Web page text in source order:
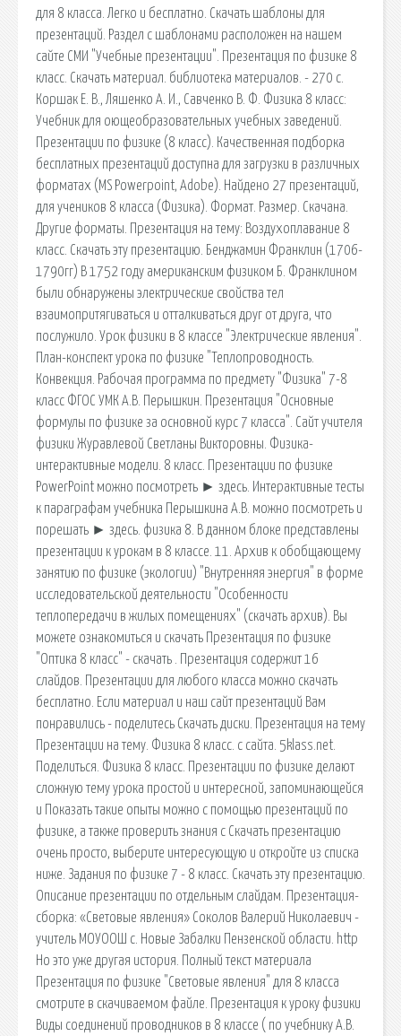
для 8 класса. Легко и бесплатно. Скачать шаблоны для
презентаций. Раздел с шаблонами расположен на нашем
сайте СМИ "Учебные презентации". Презентация по физике 8
класс. Скачать материал. библиотека материалов. - 270 с.
Коршак Е. В., Ляшенко А. И., Савченко В. Ф. Физика 8 класс:
Учебник для оющеобразовательных учебных заведений.
Презентации по физике (8 класс). Качественная подборка
бесплатных презентаций доступна для загрузки в различных
форматах (MS Powerpoint, Adobe). Найдено 27 презентаций,
для учеников 8 класса (Физика). Формат. Размер. Скачана.
Другие форматы. Презентация на тему: Воздухоплавание 8
класс. Скачать эту презентацию. Бенджамин Франклин (1706-
1790гг) В 1752 году американским физиком Б. Франклином
были обнаружены электрические свойства тел
взаимопритягиваться и отталкиваться друг от друга, что
послужило. Урок физики в 8 классе "Электрические явления".
План-конспект урока по физике "Теплопроводность.
Конвекция. Рабочая программа по предмету "Физика" 7-8
класс ФГОС УМК А.В. Перышкин. Презентация "Основные
формулы по физике за основной курс 7 класса". Сайт учителя
физики Журавлевой Светланы Викторовны. Физика-
интерактивные модели. 8 класс. Презентации по физике
PowerPoint можно посмотреть ► здесь. Интерактивные тесты
к параграфам учебника Перышкина А.В. можно посмотреть и
порешать ► здесь. физика 8. В данном блоке представлены
презентации к урокам в 8 классе. 11. Архив к обобщающему
занятию по физике (экологии) "Внутренняя энергия" в форме
исследовательской деятельности "Особенности
теплопередачи в жилых помещениях" (скачать архив). Вы
можете ознакомиться и скачать Презентация по физике
"Оптика 8 класс" - скачать . Презентация содержит 16
слайдов. Презентации для любого класса можно скачать
бесплатно. Если материал и наш сайт презентаций Вам
понравились - поделитесь Скачать диски. Презентация на тему
Презентации на тему. Физика 8 класс. с сайта. 5klass.net.
Поделиться. Физика 8 класс. Презентации по физике делают
сложную тему урока простой и интересной, запоминающейся
и Показать такие опыты можно с помощью презентаций по
физике, а также проверить знания с Скачать презентацию
очень просто, выберите интересующую и откройте из списка
ниже. Задания по физике 7 - 8 класс. Скачать эту презентацию.
Описание презентации по отдельным слайдам. Презентация-
сборка: «Световые явления» Соколов Валерий Николаевич -
учитель МОУООШ с. Новые Забалки Пензенской области. http
Но это уже другая история. Полный текст материала
Презентация по физике "Световые явления" для 8 класса
смотрите в скачиваемом файле. Презентация к уроку физики
Виды соединений проводников в 8 классе ( по учебнику А.В.